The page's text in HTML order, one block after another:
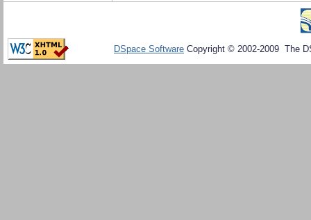
DSpace Software Copyright © 2002-2009 The